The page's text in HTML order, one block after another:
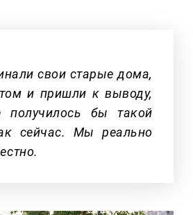
свои старые дома,
и пришли к выводу,
получилось бы такой
сейчас. Мы реально